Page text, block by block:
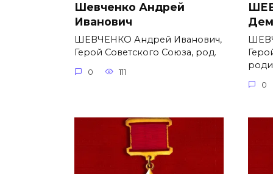
Шевченко Андрей
Иванович
ШЕВЧЕНКО Андрей Иванович,
Герой Советского Союза, род.
0 111
0